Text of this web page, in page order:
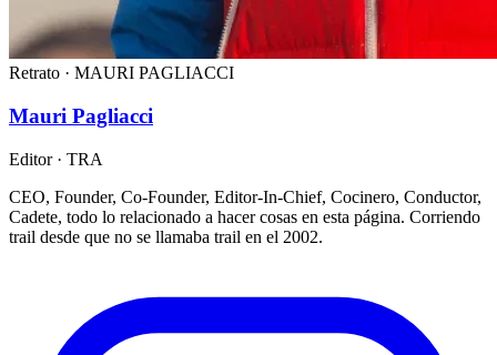
Retrato · MAURI PAGLIACCI
Mauri Pagliacci
Editor · TRA
CEO, Founder, Co-Founder, Editor-In-Chief, Cocinero, Conductor,
Cadete, todo lo relacionado a hacer cosas en esta página. Corriendo
trail desde que no se llamaba trail en el 2002.